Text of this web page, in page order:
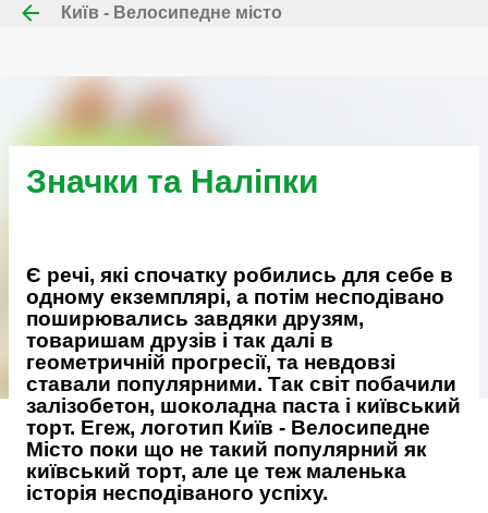
Перейти до основного вмісту
Київ - Велосипедне місто
Значки та Наліпки
Є речі, які спочатку робились для себе в
одному екземплярі, а потім несподівано
поширювались завдяки друзям,
товаришам друзів і так далі в
геометричній прогресії, та невдовзі
ставали популярними. Так світ побачили
залізобетон, шоколадна паста і київський
торт. Егеж, логотип Київ - Велосипедне
Місто поки що не такий популярний як
київський торт, але це теж маленька
історія несподіваного успіху.